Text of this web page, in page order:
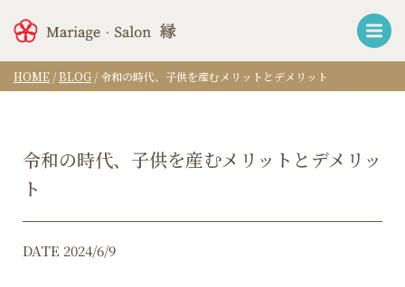
HOME /BLOG /令和の時代、子供を産むメリットとデメリット
令和の時代、子供を産むメリットとデメリッ
ト
DATE 2024/6/9